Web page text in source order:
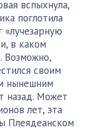
вспыхнула,
поглотила
в каком
Возможно,
своим
нынешним
назад. Может
лет, эта
Плеядеанском